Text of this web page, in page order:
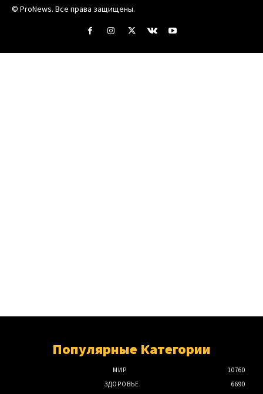
© ProNews. Все права защищены.
Популярные Категории
МИР
10760
ЗДОРОВЬЕ
6690